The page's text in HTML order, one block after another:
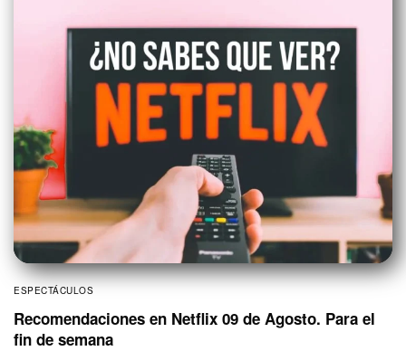
ESPECTÁCULOS
Recomendaciones en Netflix 09 de Agosto. Para el
fin de semana